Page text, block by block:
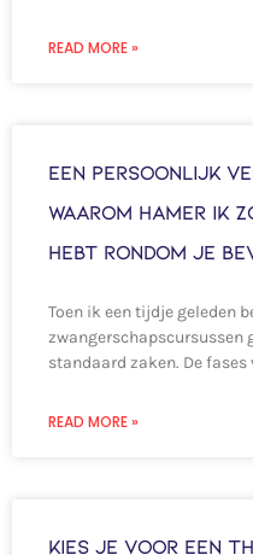
READ MORE »
Een persoonlijk
Waarom hamer ik
hebt rondom je
Toen ik een tijdje geleden
zwangerschapscursussen
standaard zaken. De
READ MORE »
Kies je voor een